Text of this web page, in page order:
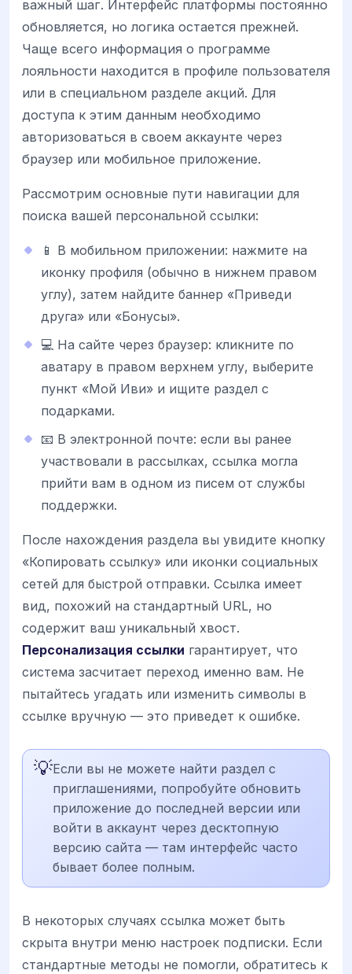
важный шаг. Интерфейс платформы постоянно
обновляется, но логика остается прежней.
Чаще всего информация о программе
лояльности находится в профиле пользователя
или в специальном разделе акций. Для
доступа к этим данным необходимо
авторизоваться в своем аккаунте через
браузер или мобильное приложение.
Рассмотрим основные пути навигации для
поиска вашей персональной ссылки:
📱 В мобильном приложении: нажмите на
иконку профиля (обычно в нижнем правом
углу), затем найдите баннер «Приведи
друга» или «Бонусы».
💻 На сайте через браузер: кликните по
аватару в правом верхнем углу, выберите
пункт «Мой Иви» и ищите раздел с
подарками.
📧 В электронной почте: если вы ранее
участвовали в рассылках, ссылка могла
прийти вам в одном из писем от службы
поддержки.
После нахождения раздела вы увидите кнопку
«Копировать ссылку» или иконки социальных
сетей для быстрой отправки. Ссылка имеет
вид, похожий на стандартный URL, но
содержит ваш уникальный хвост.
Персонализация ссылки гарантирует, что
система засчитает переход именно вам. Не
пытайтесь угадать или изменить символы в
ссылке вручную — это приведет к ошибке.
💡Если вы не можете найти раздел с
приглашениями, попробуйте обновить
приложение до последней версии или
войти в аккаунт через десктопную
версию сайта — там интерфейс часто
бывает более полным.
В некоторых случаях ссылка может быть
скрыта внутри меню настроек подписки. Если
стандартные методы не помогли, обратитесь к